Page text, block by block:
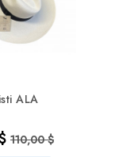
ALA
Precio base
110,00 $